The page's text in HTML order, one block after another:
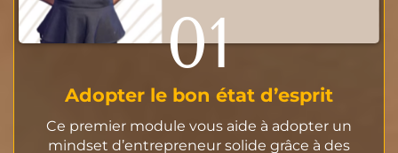
01
Adopter le bon état d’esprit
Ce premier module vous aide à adopter un
mindset d’entrepreneur solide grâce à des